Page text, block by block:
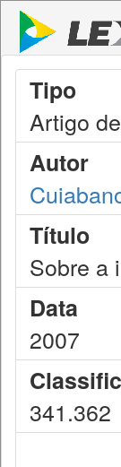
Tipo
Artigo
Autor
Título
Sobre a
Data
2007
341.362